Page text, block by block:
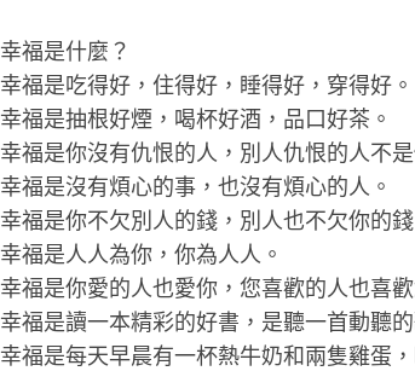
幸福是什麼？
幸福是吃得好，住得好，睡得好，穿得好。
幸福是抽根好煙，喝杯好酒，品口好茶。
幸福是你沒有仇恨的人，別人仇恨的人不是
幸福是沒有煩心的事，也沒有煩心的人。
幸福是你不欠別人的錢，別人也不欠你的錢
幸福是人人為你，你為人人。
幸福是你愛的人也愛你，您喜歡的人也喜
幸福是讀一本精彩的好書，是聽一首動聽
幸福是每天早晨有一杯熱牛奶和兩隻雞蛋